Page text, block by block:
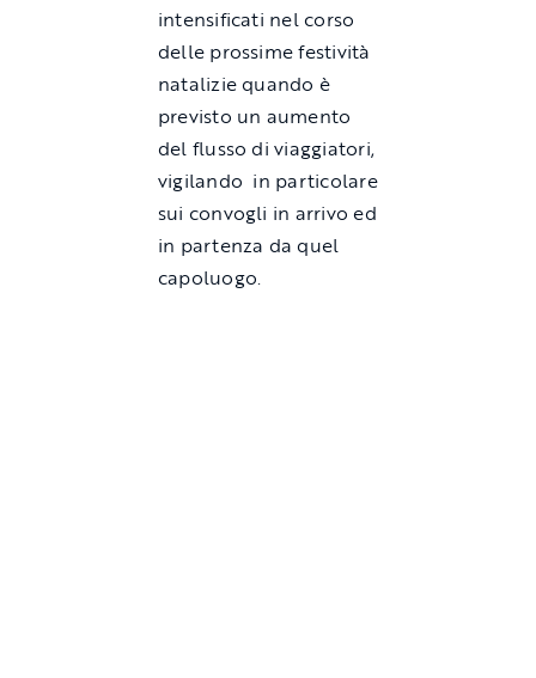
intensificati nel corso
delle prossime festività
natalizie quando è
previsto un aumento
del flusso di viaggiatori,
vigilando in particolare
sui convogli in arrivo ed
in partenza da quel
capoluogo.